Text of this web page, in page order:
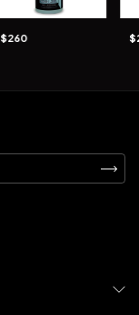
$260